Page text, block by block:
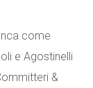
come
e Agostinelli
&